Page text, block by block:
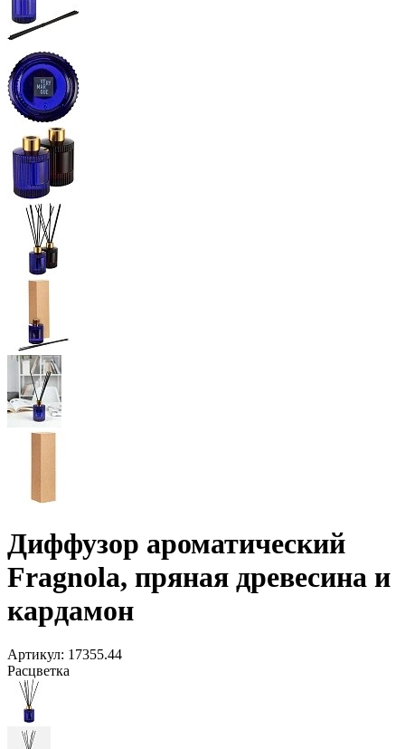
Диффузор ароматический
Fragnola, пряная древесина и
кардамон
Артикул: 17355.44
Расцветка